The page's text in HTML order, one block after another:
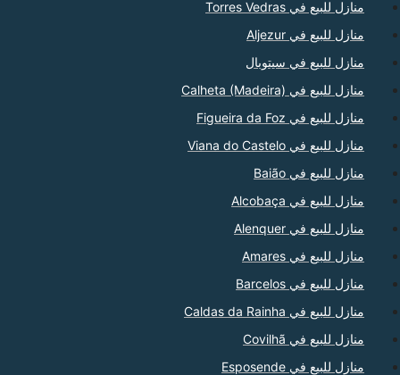
منازل للبيع في Torres Vedras
منازل للبيع في Aljezur
منازل للبيع في سيتوبال
منازل للبيع في Calheta (Madeira)
منازل للبيع في Figueira da Foz
منازل للبيع في Viana do Castelo
منازل للبيع في Baião
منازل للبيع في Alcobaça
منازل للبيع في Alenquer
منازل للبيع في Amares
منازل للبيع في Barcelos
منازل للبيع في Caldas da Rainha
منازل للبيع في Covilhã
منازل للبيع في Esposende